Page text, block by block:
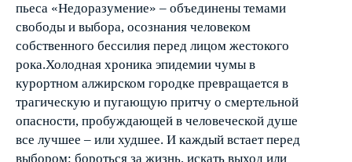
пьеса «Недоразумение» – объединены темами
свободы и выбора, осознания человеком
собственного бессилия перед лицом жестокого
рока.Холодная хроника эпидемии чумы в
курортном алжирском городке превращается в
трагическую и пугающую притчу о смертельной
опасности, пробуждающей в человеческой душе
все лучшее – или худшее. И каждый встает перед
выбором: бороться за жизнь, искать выход или